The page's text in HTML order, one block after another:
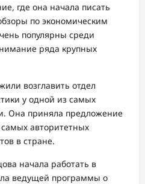
где она начала писать
по экономическим
популярны среди
ряда крупных
возглавить отдел
у одной из самых
Она приняла предложение
авторитетных
в стране.
начала работать в
ведущей программы о